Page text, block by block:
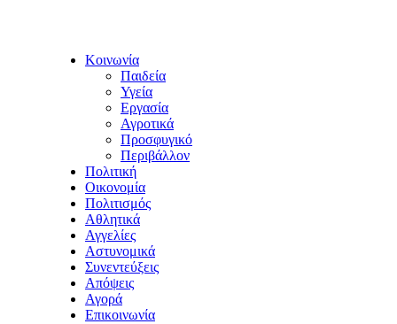
Κοινωνία
Παιδεία
Υγεία
Εργασία
Αγροτικά
Προσφυγικό
Περιβάλλον
Πολιτική
Οικονομία
Πολιτισμός
Αθλητικά
Αγγελίες
Αστυνομικά
Συνεντεύξεις
Απόψεις
Αγορά
Επικοινωνία